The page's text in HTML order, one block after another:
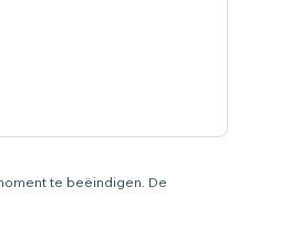
te beëindigen. De